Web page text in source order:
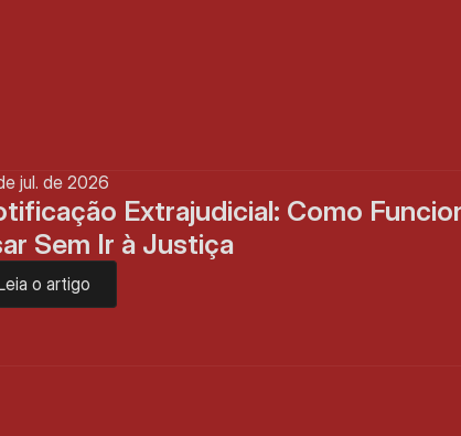
jul. de 2026
Extrajudicial: Como
Sem Ir à Justiça
o artigo